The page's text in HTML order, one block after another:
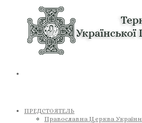
ПРЕДСТОЯТЕЛЬ
Православна Церква України